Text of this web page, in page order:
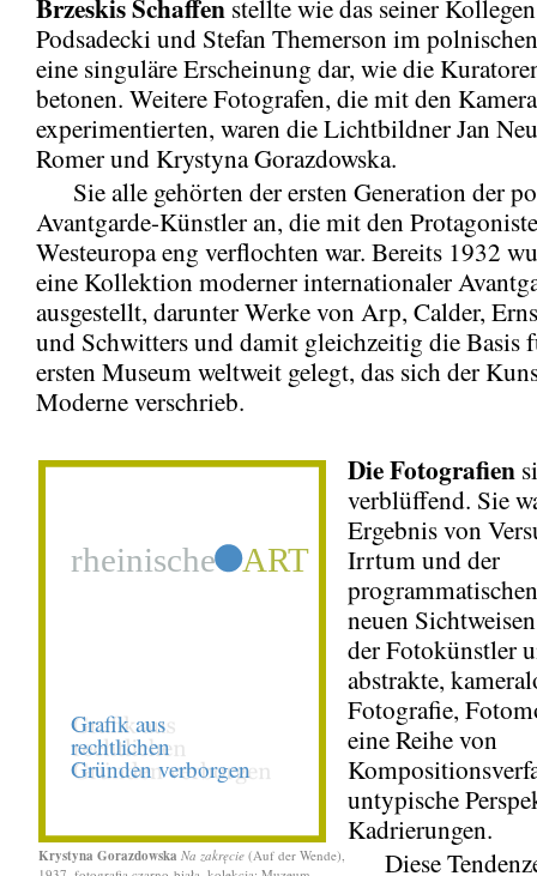
stellte wie das seiner
Podsadecki und Stefan Themerson im
eine singuläre Erscheinung dar, wie die
betonen. Weitere Fotografen, die mit den
experimentierten, waren die Lichtbildner Jan
Romer und Krystyna Gorazdowska.
Sie alle gehörten der ersten Generation der
Avantgarde-Künstler an, die mit den
Westeuropa eng verflochten war. Bereits 1932
eine Kollektion moderner internationaler
ausgestellt, darunter Werke von Arp, Calder,
und Schwitters und damit gleichzeitig die Basis
ersten Museum weltweit gelegt, das sich der
Moderne verschrieb.
Krystyna Gorazdowska Na zakręcie (Auf der Wende),
Die Fotografien
verblüffend. Sie
Ergebnis von
Irrtum und der
neuen
der Fotokünstler
abstrakte,
Fotografie,
eine Reihe von
untypische
Kadrierungen.
Diese